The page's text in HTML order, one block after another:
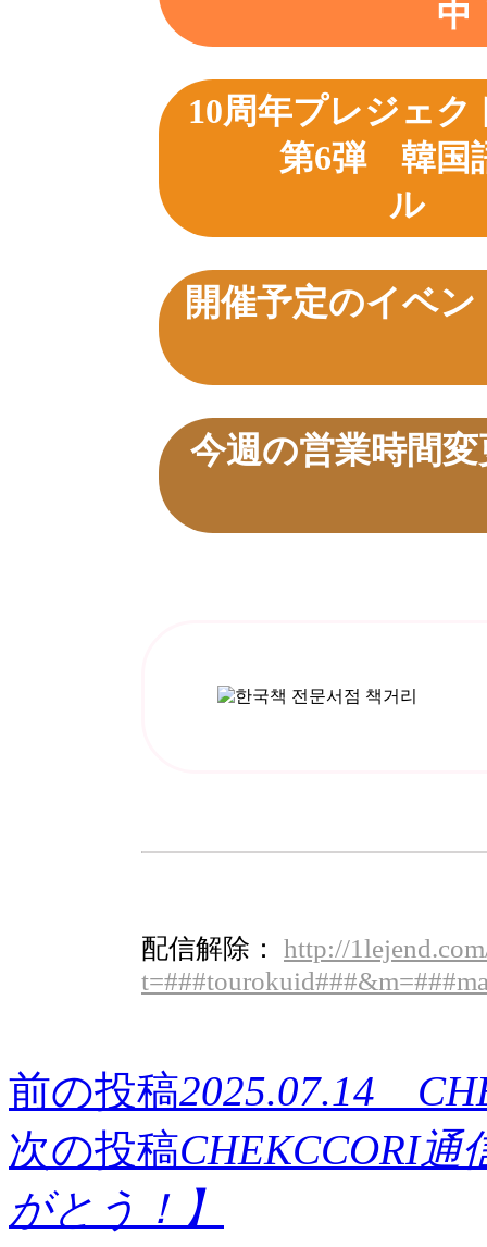
10周年プレジェ
第6弾 韓国
開催予定
今週の営業
配信解除：
http://
前の投稿2025.07.14
次の投稿CHEKCCORI通
がとう！】